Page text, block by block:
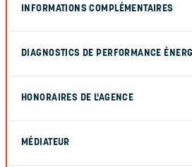
INFORMATIONS COMPLÉMENTAIRES
DIAGNOSTICS DE PERFORMANCE
HONORAIRES DE L'AGENCE
MÉDIATEUR